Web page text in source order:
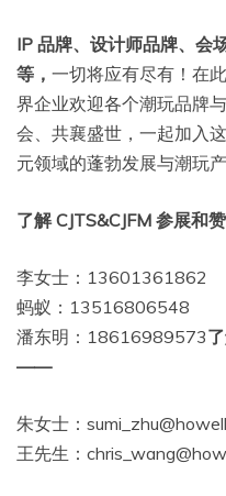
IP 品牌、设计师品牌、会
等， 一切将应有尽有！在
界企业欢迎各个潮玩品牌
会、共襄盛世，一起加入
元领域的蓬勃发展与潮玩
了解 CJTS&CJFM 参展和
李女士：13601361862
蚂蚁：13516806548
潘东明：18616989573
——
朱女士：
王先生：